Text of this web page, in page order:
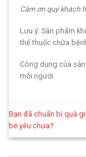
Cảm ơn quý khách
Lưu ý: Sản phẩm
thế thuốc chữa
Công dụng của
mỗi người
Bạn đã chuẩn bị quà
bé yêu chưa?